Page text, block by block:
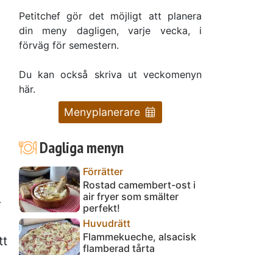
Petitchef gör det möjligt att planera
din meny dagligen, varje vecka, i
förväg för semestern.
Du kan också skriva ut veckomenyn
här.
Menyplanerare
Dagliga menyn
Förrätter
Rostad camembert-ost i
air fryer som smälter
perfekt!
Huvudrätt
Flammekueche, alsacisk
flamberad tårta